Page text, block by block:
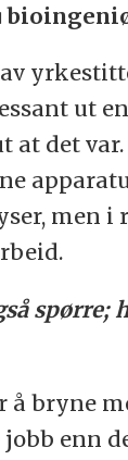
ut
at det
men i
spørre;
å bryne
enn